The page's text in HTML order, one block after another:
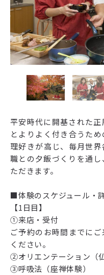
平安時代に開基された
とよりよく付き合うた
理好きが高じ、毎月世
職との夕飯づくりを通
ただきます。
■体験のスケジュール・
【1日目】
①来店・受付
ご予約のお時間までに
ください。
②オリエンテーション（
③呼吸法（座禅体験）